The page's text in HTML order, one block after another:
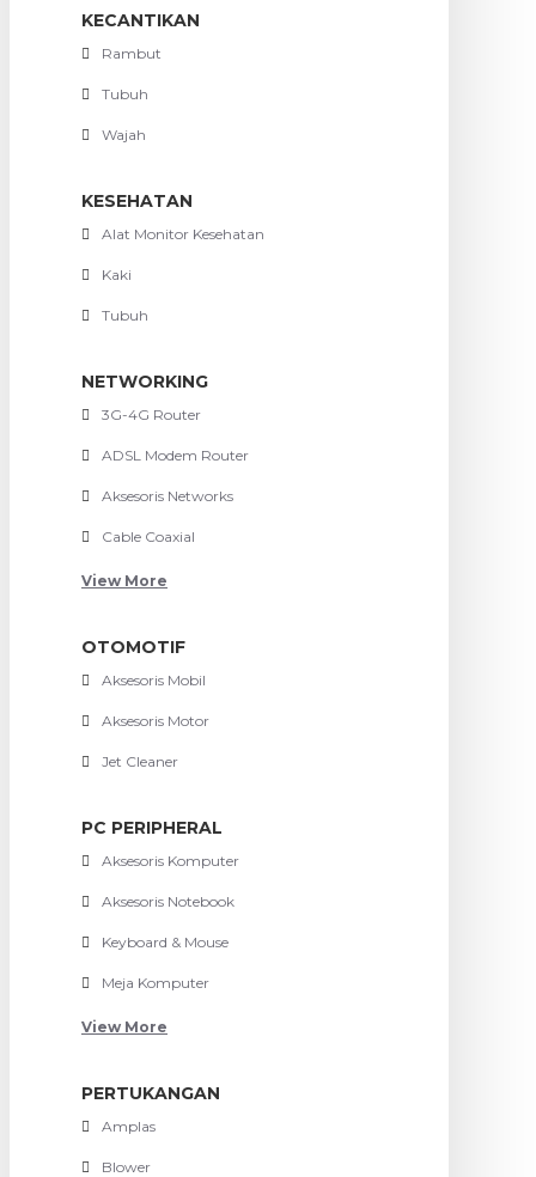
KECANTIKAN
Rambut
Tubuh
Wajah
KESEHATAN
Alat Monitor Kesehatan
Kaki
Tubuh
NETWORKING
3G-4G Router
ADSL Modem Router
Aksesoris Networks
Cable Coaxial
View More
OTOMOTIF
Aksesoris Mobil
Aksesoris Motor
Jet Cleaner
PC PERIPHERAL
Aksesoris Komputer
Aksesoris Notebook
Keyboard & Mouse
Meja Komputer
View More
PERTUKANGAN
Amplas
Blower